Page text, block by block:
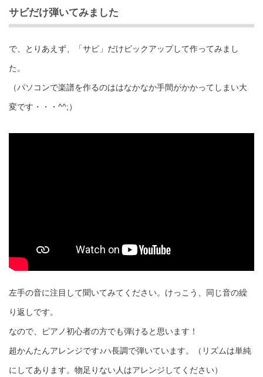
サビだけ弾いてみました
で、とりあえず、「サビ」だけピックアップして作ってみまし
た。
（パソコンで楽譜を作るのははなかなか手間がかかってしまい大
変です・・・^^;）
左手の音に注目して聞いてみてください。けっこう、同じ音の繰
り返しです。
なので、ピアノ初心者の方でも弾けると思います！
超かんたんアレンジです♪ハ長調で弾いています。（リズムは単純
にしてあります。物足りない人はアレンジしてください）